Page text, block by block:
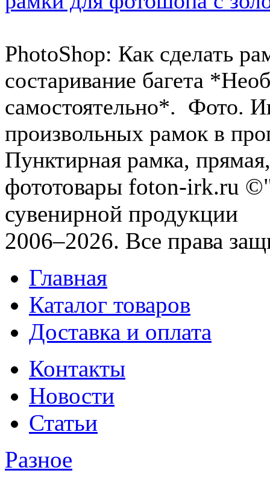
PhotoShop: Как сделать
состаривание багета
самостоятельно*. Фото.
произвольных рамок в
Пунктирная рамка,
фототовары foton-irk.ru
сувенирной продукции
2006–2026. Все права
Главная
Каталог товаров
Доставка и оплата
Контакты
Новости
Статьи
Разное